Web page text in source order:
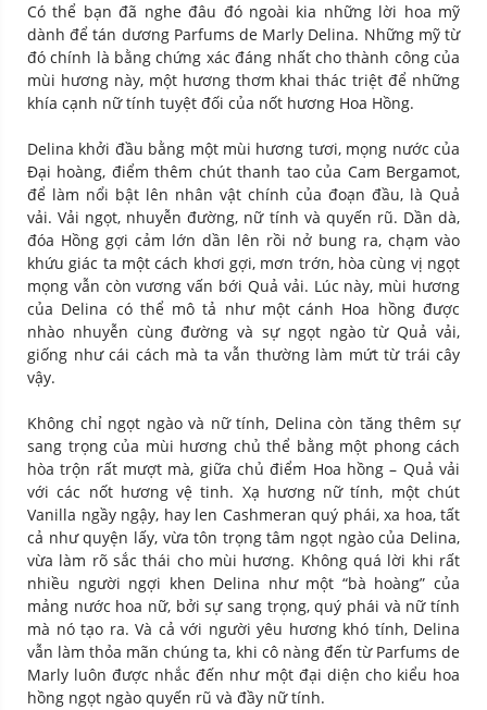
Có thể bạn đã nghe đâu đó ngoài kia những lời hoa mỹ
dành để tán dương Parfums de Marly Delina. Những mỹ từ
đó chính là bằng chứng xác đáng nhất cho thành công của
mùi hương này, một hương thơm khai thác triệt để những
khía cạnh nữ tính tuyệt đối của nốt hương Hoa Hồng.
Delina khởi đầu bằng một mùi hương tươi, mọng nước của
Đại hoàng, điểm thêm chút thanh tao của Cam Bergamot,
để làm nổi bật lên nhân vật chính của đoạn đầu, là Quả
vải. Vải ngọt, nhuyễn đường, nữ tính và quyến rũ. Dần dà,
đóa Hồng gợi cảm lớn dần lên rồi nở bung ra, chạm vào
khứu giác ta một cách khơi gợi, mơn trớn, hòa cùng vị ngọt
mọng vẫn còn vương vấn bới Quả vải. Lúc này, mùi hương
của Delina có thể mô tả như một cánh Hoa hồng được
nhào nhuyễn cùng đường và sự ngọt ngào từ Quả vải,
giống như cái cách mà ta vẫn thường làm mứt từ trái cây
vậy.
Không chỉ ngọt ngào và nữ tính, Delina còn tăng thêm sự
sang trọng của mùi hương chủ thể bằng một phong cách
hòa trộn rất mượt mà, giữa chủ điểm Hoa hồng – Quả vải
với các nốt hương vệ tinh. Xạ hương nữ tính, một chút
Vanilla ngầy ngậy, hay len Cashmeran quý phái, xa hoa, tất
cả như quyện lấy, vừa tôn trọng tâm ngọt ngào của Delina,
vừa làm rõ sắc thái cho mùi hương. Không quá lời khi rất
nhiều người ngợi khen Delina như một “bà hoàng” của
mảng nước hoa nữ, bởi sự sang trọng, quý phái và nữ tính
mà nó tạo ra. Và cả với người yêu hương khó tính, Delina
vẫn làm thỏa mãn chúng ta, khi cô nàng đến từ Parfums de
Marly luôn được nhắc đến như một đại diện cho kiểu hoa
hồng ngọt ngào quyến rũ và đầy nữ tính.